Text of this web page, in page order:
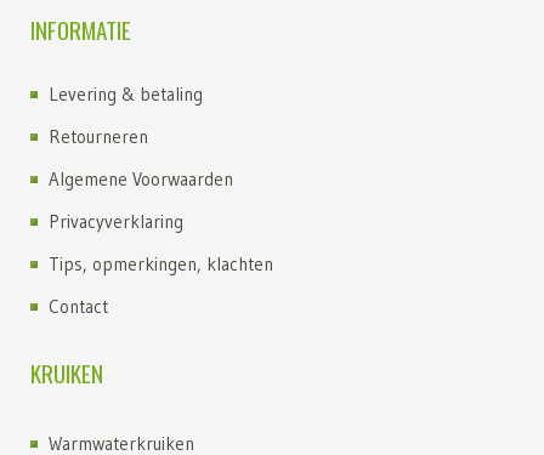
INFORMATIE
Levering & betaling
Retourneren
Algemene Voorwaarden
Privacyverklaring
Tips, opmerkingen, klachten
Contact
KRUIKEN
Warmwaterkruiken